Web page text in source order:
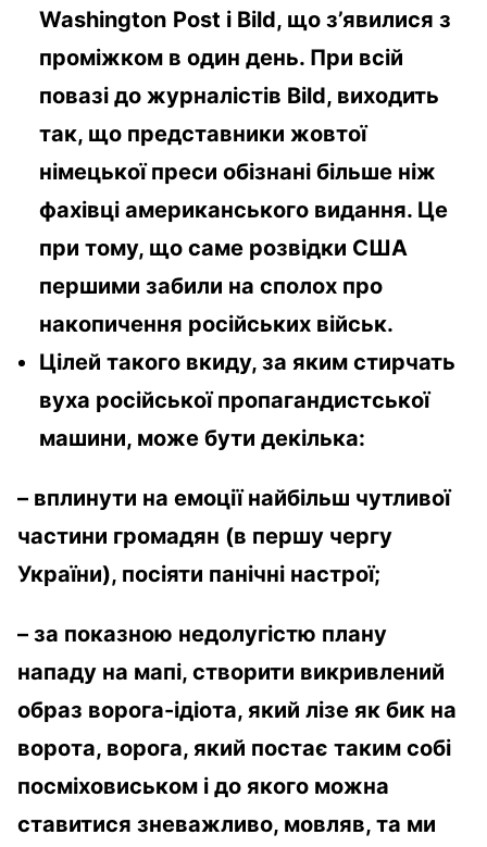
Washington Post і Bild, що з’явилися з
проміжком в один день. При всій
повазі до журналістів Bild, виходить
так, що представники жовтої
німецької преси обізнані більше ніж
фахівці американського видання. Це
при тому, що саме розвідки США
першими забили на сполох про
накопичення російських військ.
Цілей такого вкиду, за яким стирчать
вуха російської пропагандистської
машини, може бути декілька:
– вплинути на емоції найбільш чутливої
частини громадян (в першу чергу
України), посіяти панічні настрої;
– за показною недолугістю плану
нападу на мапі, створити викривлений
образ ворога-ідіота, який лізе як бик на
ворота, ворога, який постає таким собі
посміховиськом і до якого можна
ставитися зневажливо, мовляв, та ми